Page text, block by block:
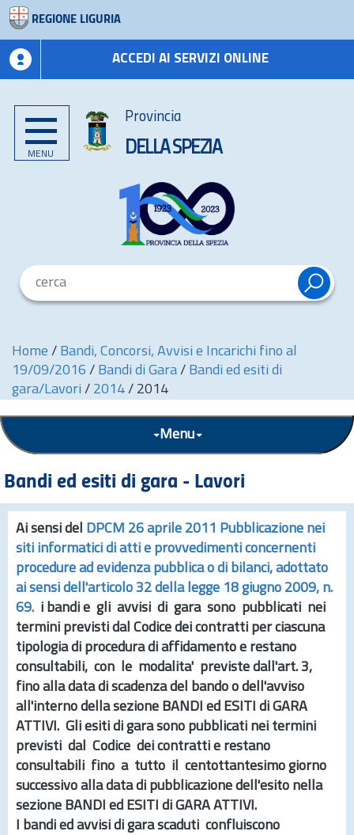
REGIONE LIGURIA
ACCEDI AI SERVIZI ONLINE
MENU
Provincia
DELLA SPEZIA
Home / Bandi, Concorsi, Avvisi e Incarichi fino al
19/09/2016 / Bandi di Gara / Bandi ed esiti di
gara/Lavori / 2014 / 2014
Menu
Bandi ed esiti di gara - Lavori
Ai sensi del DPCM 26 aprile 2011 Pubblicazione nei
siti informatici di atti e provvedimenti concernenti
procedure ad evidenza pubblica o di bilanci, adottato
ai sensi dell'articolo 32 della legge 18 giugno 2009, n.
69. i bandi e gli avvisi di gara sono pubblicati nei
termini previsti dal Codice dei contratti per ciascuna
tipologia di procedura di affidamento e restano
consultabili, con le modalita' previste dall'art. 3,
fino alla data di scadenza del bando o dell'avviso
all'interno della sezione BANDI ed ESITI di GARA
ATTIVI. Gli esiti di gara sono pubblicati nei termini
previsti dal Codice dei contratti e restano
consultabili fino a tutto il centottantesimo giorno
successivo alla data di pubblicazione dell'esito nella
sezione BANDI ed ESITI di GARA ATTIVI.
I bandi ed avvisi di gara scaduti confluiscono